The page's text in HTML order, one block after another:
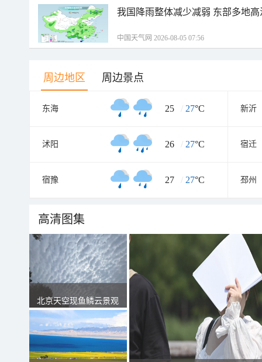
我国降雨整体减少减弱 东部多地
中国天气网 2026-08-05 07:56
周边地区 周边景点
东海 25 / 27°C 新沂
沭阳 26 / 27°C 宿迁
宿豫 27 / 27°C 邳州
高清图集
北京天空现鱼鳞云景观